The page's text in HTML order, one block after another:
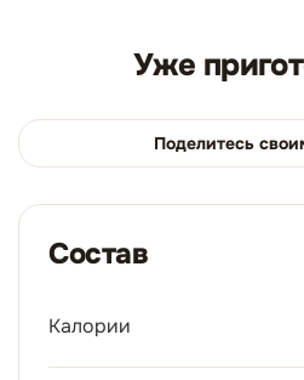
Уже
Поделитесь
Состав
Калории